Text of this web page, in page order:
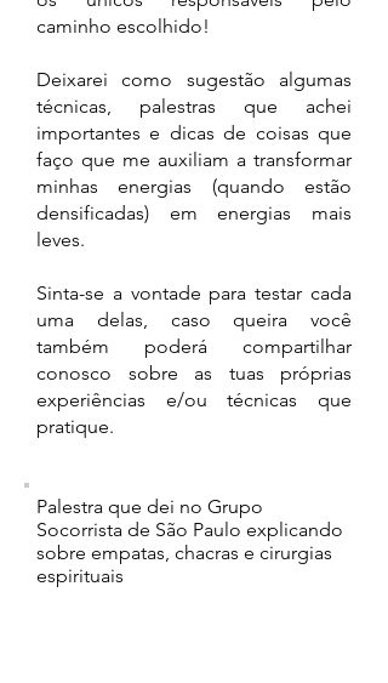
caminho escolhido!
Deixarei como sugestão algumas
técnicas, palestras que achei
importantes e dicas de coisas que
faço que me auxiliam a transformar
minhas energias (quando estão
densificadas) em energias mais
leves.
Sinta-se a vontade para testar cada
uma delas, caso queira você
também poderá compartilhar
conosco sobre as tuas próprias
experiências e/ou técnicas que
pratique.
Palestra que dei no Grupo
Socorrista de São Paulo explicando
sobre empatas, chacras e cirurgias
espirituais